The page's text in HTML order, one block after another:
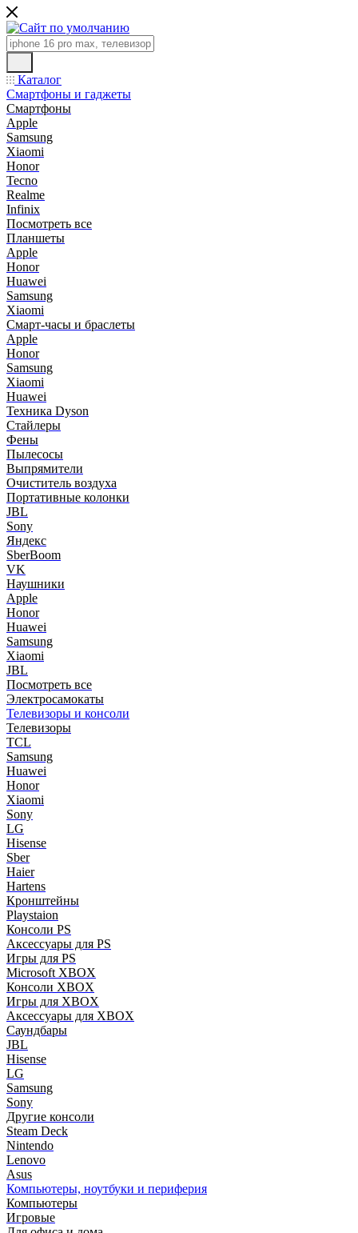
Каталог
Смартфоны и гаджеты
Смартфоны
Apple
Samsung
Xiaomi
Honor
Tecno
Realme
Infinix
Посмотреть все
Планшеты
Apple
Honor
Huawei
Samsung
Xiaomi
Смарт-часы и браслеты
Apple
Honor
Samsung
Xiaomi
Huawei
Техника Dyson
Стайлеры
Фены
Пылесосы
Выпрямители
Очиститель воздуха
Портативные колонки
JBL
Sony
Яндекс
SberBoom
VK
Наушники
Apple
Honor
Huawei
Samsung
Xiaomi
JBL
Посмотреть все
Электросамокаты
Телевизоры и консоли
Телевизоры
TCL
Samsung
Huawei
Honor
Xiaomi
Sony
LG
Hisense
Sber
Haier
Hartens
Кронштейны
Playstaion
Консоли PS
Аксессуары для PS
Игры для PS
Microsoft XBOX
Консоли XBOX
Игры для XBOX
Аксессуары для XBOX
Саундбары
JBL
Hisense
LG
Samsung
Sony
Другие консоли
Steam Deck
Nintendo
Lenovo
Asus
Компьютеры, ноутбуки и периферия
Компьютеры
Игровые